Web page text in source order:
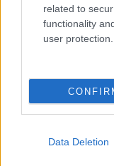
related to
functionality
user protection.
Data Deletion
FORMA-1 / 2026. ÁPR.
Apja
tartani